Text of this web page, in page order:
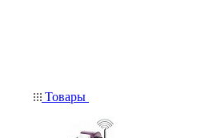
Товары